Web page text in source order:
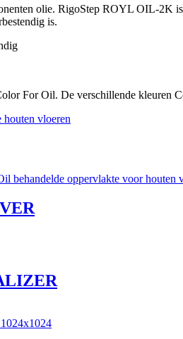
olie. RigoStep ROYL OIL-2K
is.
For Oil. De verschillende kleuren
houten vloeren